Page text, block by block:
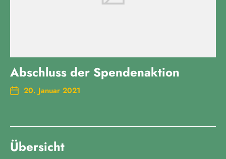
Abschluss der Spendenaktion
20. Januar 2021
Übersicht